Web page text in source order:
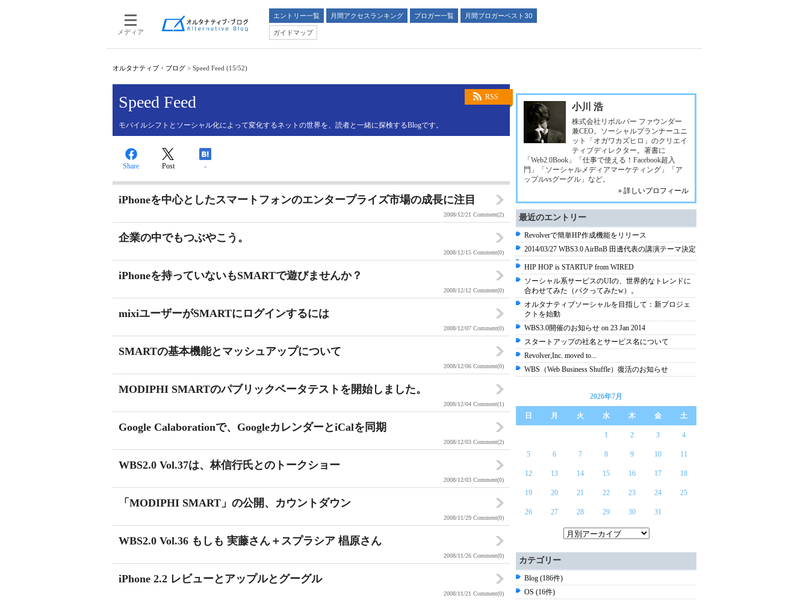
メディア
エントリー一覧 月間アクセスランキング ブロガー一覧
月間ブロガーベスト30
ガイドマップ
オルタナティブ・ブログ > Speed Feed (15/52)
RSS
Speed Feed
モバイルシフトとソーシャル化によって変化するネットの世界を、読者と一緒に探検するBlogです。
Share Post -
iPhoneを中心としたスマートフォンのエンタープライズ市場の成長に注目
2008/12/21 Comment(2)
企業の中でもつぶやこう。
2008/12/15 Comment(0)
iPhoneを持っていないもSMARTで遊びませんか？
2008/12/12 Comment(0)
mixiユーザーがSMARTにログインするには
2008/12/07 Comment(0)
SMARTの基本機能とマッシュアップについて
2008/12/06 Comment(0)
MODIPHI SMARTのパブリックベータテストを開始しました。
2008/12/04 Comment(1)
Google Calaborationで、GoogleカレンダーとiCalを同期
2008/12/03 Comment(2)
WBS2.0 Vol.37は、林信行氏とのトークショー
2008/12/03 Comment(0)
「MODIPHI SMART」の公開、カウントダウン
2008/11/29 Comment(0)
WBS2.0 Vol.36 もしも 実藤さん＋スプラシア 椙原さん
2008/11/26 Comment(0)
iPhone 2.2 レビューとアップルとグーグル
2008/11/21 Comment(0)
小川 浩
株式会社リボルバー ファウンダー
兼CEO。ソーシャルプランナーユニ
ット「オガワカズヒロ」のクリエイ
ティブディレクター。著書に
「Web2.0Book」「仕事で使える！Facebook超入
門」「ソーシャルメディアマーケティング」「ア
ップルvsグーグル」など。
» 詳しいプロフィール
最近のエントリー
Revolverで簡単HP作成機能をリリース
2014/03/27 WBS3.0 AirBnB 田邊代表の講演テーマ決定
HIP HOP is STARTUP from WIRED
ソーシャル系サービスのUIの、世界的なトレンドに
合わせてみた（パクってみたw）。
オルタナティブソーシャルを目指して：新プロジェ
クトを始動
WBS3.0開催のお知らせ on 23 Jan 2014
スタートアップの社名とサービス名について
Revolver,Inc. moved to...
WBS（Web Business Shuffle）復活のお知らせ
2026年7月
日 月 火 水 木 金 土
1 2 3 4
5 6 7 8 9 10 11
12 13 14 15 16 17 18
19 20 21 22 23 24 25
26 27 28 29 30 31
カテゴリー
Blog (186件)
OS (16件)